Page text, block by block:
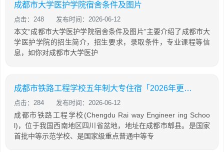
成都市大学医护学院宿舍条件及图片
点击：248 发布时间：2026-06-12
本文“成都市大学医护学院宿舍条件及图片”主要介绍了成都市大
学医护学院的招生简介，招生要求，录取条件，专业课程等信
息，如你对成都市大学医护
成都市铁路工程学校五年制大专住宿「2026年更新」
点击：284 发布时间：2026-06-12
成都市铁路工程学校(Chengdu Rai way Engineer ing Schoo
l)，位于我国西南地区四川省盆地，地址在成都市郫县。是国家
首批中等示范学校、是国家级重点普通中等专